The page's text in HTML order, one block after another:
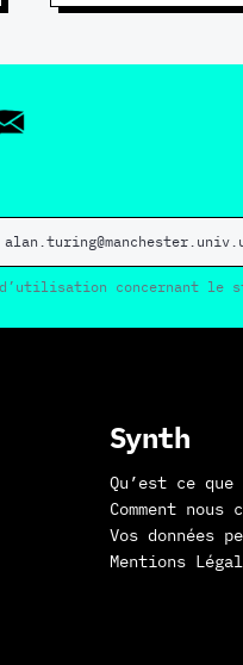
concernant le
Synth
Qu’est ce que
Comment
Vos données
Mentions